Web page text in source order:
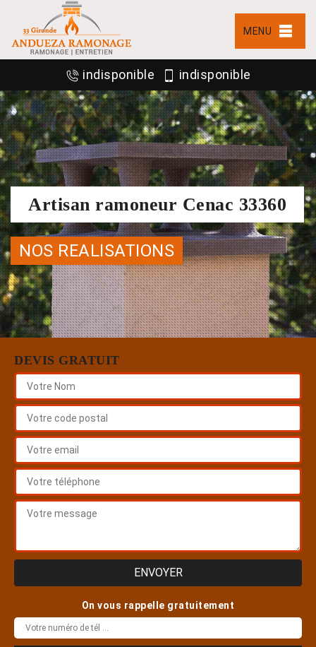
MENU
indisponible indisponible
Artisan ramoneur Cenac 33360
NOS REALISATIONS
DEVIS GRATUIT
On vous rappelle gratuitement